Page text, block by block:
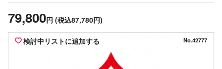
79,800円 (税込87,780円)
検討中リストに追加する No.42777